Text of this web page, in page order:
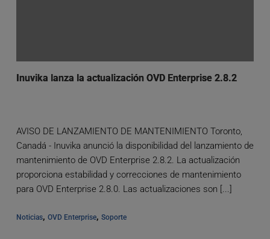
Inuvika lanza la actualización OVD Enterprise 2.8.2
AVISO DE LANZAMIENTO DE MANTENIMIENTO Toronto,
Canadá - Inuvika anunció la disponibilidad del lanzamiento de
mantenimiento de OVD Enterprise 2.8.2. La actualización
proporciona estabilidad y correcciones de mantenimiento
para OVD Enterprise 2.8.0. Las actualizaciones son [...]
Noticias, OVD Enterprise, Soporte